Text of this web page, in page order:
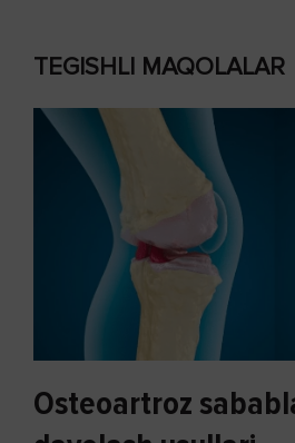
TEGISHLI MAQOLALAR
Osteoartroz